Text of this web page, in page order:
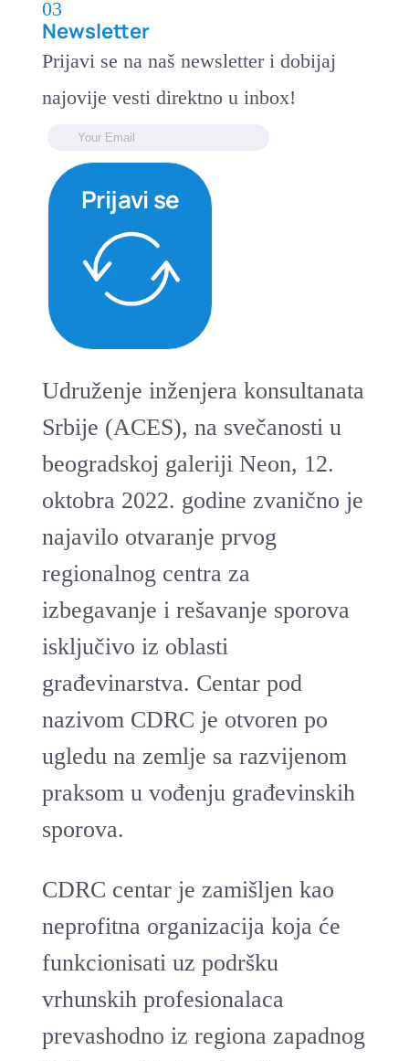
03
Newsletter
Prijavi se na naš newsletter i dobijaj
najovije vesti direktno u inbox!
Prijavi se
Udruženje inženjera konsultanata
Srbije (ACES), na svečanosti u
beogradskoj galeriji Neon, 12.
oktobra 2022. godine zvanično je
najavilo otvaranje prvog
regionalnog centra za
izbegavanje i rešavanje sporova
isključivo iz oblasti
građevinarstva. Centar pod
nazivom CDRC je otvoren po
ugledu na zemlje sa razvijenom
praksom u vođenju građevinskih
sporova.
CDRC centar je zamišljen kao
neprofitna organizacija koja će
funkcionisati uz podršku
vrhunskih profesionalaca
prevashodno iz regiona zapadnog